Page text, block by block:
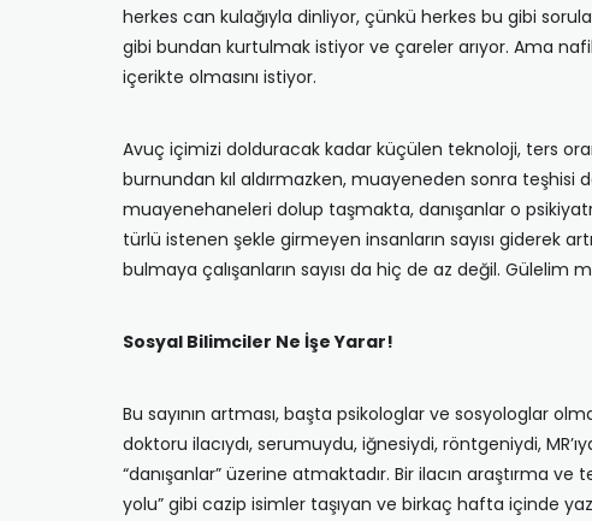
herkes can kulağıyla dinliyor, çünkü herkes bu gibi
gibi bundan kurtulmak istiyor ve çareler arıyor. Ama
içerikte olmasını istiyor.
Avuç içimizi dolduracak kadar küçülen teknoloji, ters
burnundan kıl aldırmazken, muayeneden sonra
muayenehaneleri dolup taşmakta, danışanlar o
türlü istenen şekle girmeyen insanların sayısı giderek
bulmaya çalışanların sayısı da hiç de az değil. Gülelim
Sosyal Bilimciler Ne İşe Yarar!
Bu sayının artması, başta psikologlar ve sosyologlar
doktoru ilacıydı, serumuydu, iğnesiydi, röntgeniydi,
“danışanlar” üzerine atmaktadır. Bir ilacın araştırma
yolu” gibi cazip isimler taşıyan ve birkaç hafta içinde